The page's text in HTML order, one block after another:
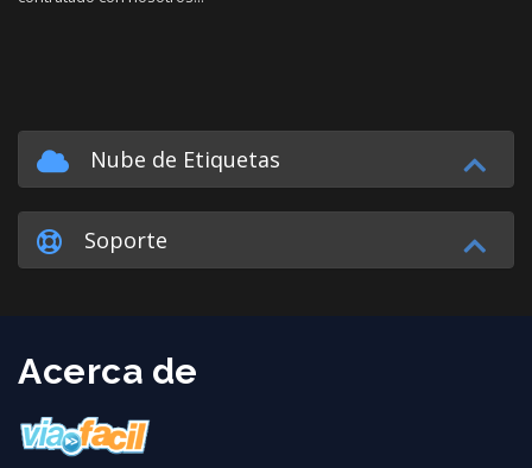
Nube de Etiquetas
Soporte
Acerca de